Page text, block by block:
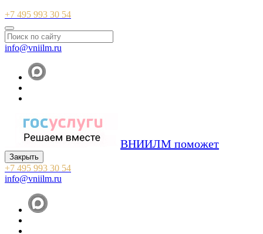
+7 495 993 30 54
info@vniilm.ru
ВНИИЛМ поможет
Закрыть
+7 495 993 30 54
info@vniilm.ru